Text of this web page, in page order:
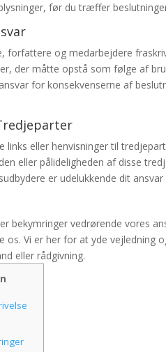
før du træffer
forfattere og medarbejdere
der måtte opstå som følge af
for konsekvenserne af
links eller henvisninger til
eller pålideligheden af disse
er udelukkende dit
bekymringer vedrørende vores
os. Vi er her for at yde vejledning
eller rådgivning.